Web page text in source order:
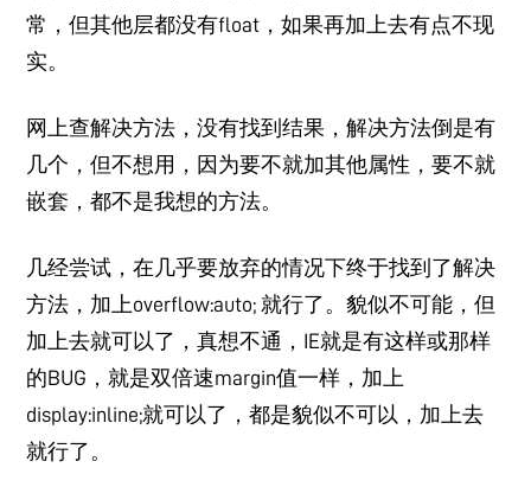
常，但其他层都没有float，如果再加上去有点不现
实。
网上查解决方法，没有找到结果，解决方法倒是有
几个，但不想用，因为要不就加其他属性，要不就
嵌套，都不是我想的方法。
几经尝试，在几乎要放弃的情况下终于找到了解决
方法，加上overflow:auto; 就行了。貌似不可能，但
加上去就可以了，真想不通，IE就是有这样或那样
的BUG，就是双倍速margin值一样，加上
display:inline;就可以了，都是貌似不可以，加上去
就行了。